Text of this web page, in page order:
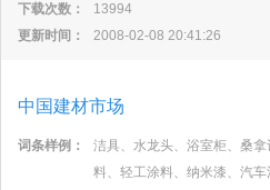
下载次数：
13994
更新时间：
2008-02-08 20:41:26
中国建材市场
词条样例：
洁具、水龙头、浴室柜、桑
料、轻工涂料、纳米漆、汽